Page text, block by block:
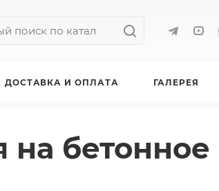
ДОСТАВКА И ОПЛАТА ГАЛЕРЕЯ
бетонное